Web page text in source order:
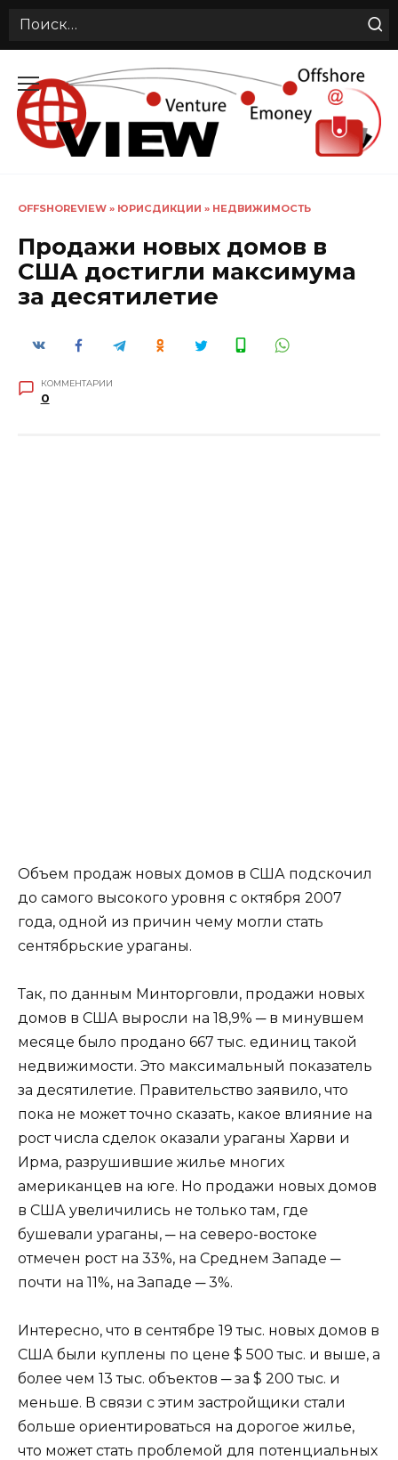
Search
содержанию
OFFSHOREVIEW » ЮРИСДИКЦИИ » НЕДВИЖИМОСТЬ
Продажи новых домов в
США достигли максимума
за десятилетие
КОММЕНТАРИИ
0
Объем продаж новых домов в США подскочил
до самого высокого уровня с октября 2007
года, одной из причин чему могли стать
сентябрьские ураганы.
Так, по данным Минторговли, продажи новых
домов в США выросли на 18,9% ─ в минувшем
месяце было продано 667 тыс. единиц такой
недвижимости. Это максимальный показатель
за десятилетие. Правительство заявило, что
пока не может точно сказать, какое влияние на
рост числа сделок оказали ураганы Харви и
Ирма, разрушившие жилье многих
американцев на юге. Но продажи новых домов
в США увеличились не только там, где
бушевали ураганы, ─ на северо-востоке
отмечен рост на 33%, на Среднем Западе ─
почти на 11%, на Западе ─ 3%.
Интересно, что в сентябре 19 тыс. новых домов в
США были куплены по цене $ 500 тыс. и выше, а
более чем 13 тыс. объектов ─ за $ 200 тыс. и
меньше. В связи с этим застройщики стали
больше ориентироваться на дорогое жилье,
что может стать проблемой для потенциальных